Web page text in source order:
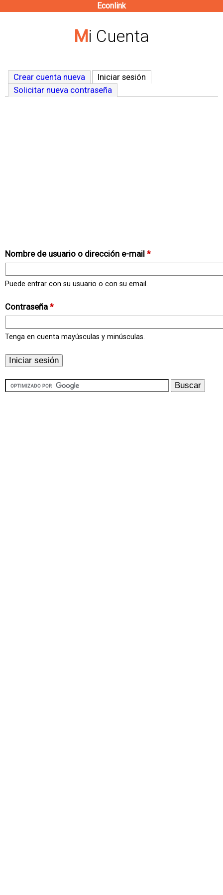
contenido
Econlink
Mi Cuenta
Crear cuenta nueva Iniciar sesión
Solicitar nueva contraseña
Nombre de usuario o dirección e-mail *
Puede entrar con su usuario o con su email.
Contraseña *
Tenga en cuenta mayúsculas y minúsculas.